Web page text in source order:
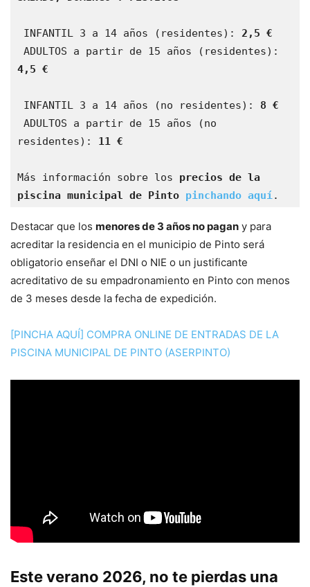
INFANTIL 3 a 14 años (residentes): 2,5 €
4,5 €
INFANTIL 3 a 14 años (no residentes): 8 €
residentes):
11 €
Más información sobre los precios de la
piscina municipal de Pinto pinchando aquí.
Destacar que los menores de 3 años no pagan y para
acreditar la residencia en el municipio de Pinto será
obligatorio enseñar el DNI o NIE o un justificante
acreditativo de su empadronamiento en Pinto con menos
de 3 meses desde la fecha de expedición.
[PINCHA AQUÍ] COMPRA ONLINE DE ENTRADAS DE LA
PISCINA MUNICIPAL DE PINTO (ASERPINTO)
Este verano 2026, no te pierdas una